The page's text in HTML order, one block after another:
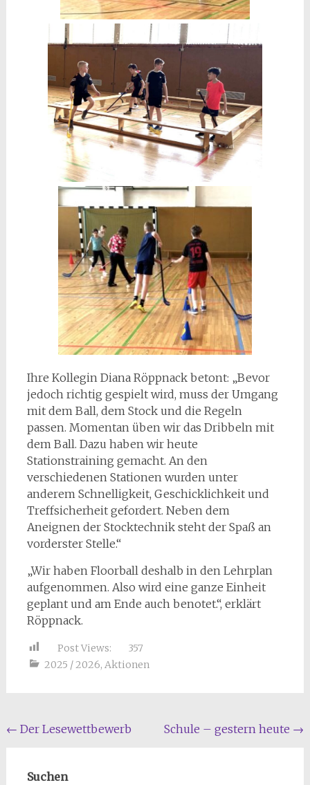
Ihre Kollegin Diana Röppnack betont: „Bevor
jedoch richtig gespielt wird, muss der Umgang
mit dem Ball, dem Stock und die Regeln
passen. Momentan üben wir das Dribbeln mit
dem Ball. Dazu haben wir heute
Stationstraining gemacht. An den
verschiedenen Stationen wurden unter
anderem Schnelligkeit, Geschicklichkeit und
Treffsicherheit gefordert. Neben dem
Aneignen der Stocktechnik steht der Spaß an
vorderster Stelle.“
„Wir haben Floorball deshalb in den Lehrplan
aufgenommen. Also wird eine ganze Einheit
geplant und am Ende auch benotet.“, erklärt
Röppnack.
Post Views:
357
2025 / 2026, Aktionen
Beitragsnavigation
← Der Lesewettbewerb Schule – gestern heute →
Suchen